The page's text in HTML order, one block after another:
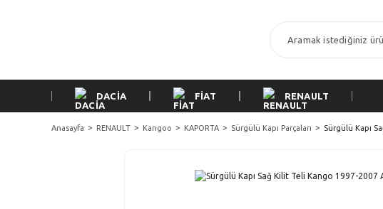
DACİA FİAT RENAULT
Anasayfa RENAULT Kangoo KAPORTA Sürgülü Kapı Parçaları Sürgülü Kapı